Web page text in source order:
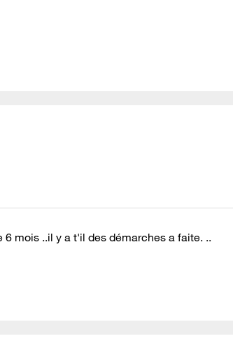
mois ..il y a t'il des démarches a faite. ..